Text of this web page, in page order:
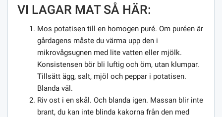
VI LAGAR MAT SÅ HÄR:
Mos potatisen till en homogen puré. Om puréen är
gårdagens måste du värma upp den i
mikrovågsugnen med lite vatten eller mjölk.
Konsistensen bör bli luftig och öm, utan klumpar.
Tillsätt ägg, salt, mjöl och peppar i potatisen.
Blanda väl.
Riv ost i en skål. Och blanda igen. Massan blir inte
brant, du kan inte blinda kakorna från den med